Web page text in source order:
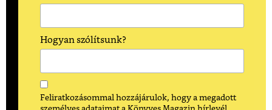
Hogyan szólítsunk?
Feliratkozásommal hozzájárulok, hogy a megadott